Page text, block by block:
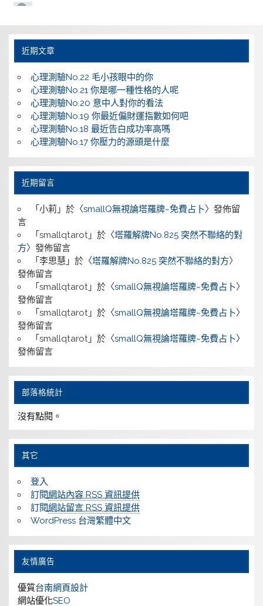
近期文章
心理測驗No.22 毛小孩眼中的你
心理測驗No.21 你是哪一種性格的人呢
心理測驗No.20 意中人對你的看法
心理測驗No.19 你最近偏財運指數如何吧
心理測驗No.18 最近告白成功率高嗎
心理測驗No.17 你壓力的源頭是什麼
近期留言
「 小莉」於〈smallQ無視論塔羅牌~免費占卜〉發佈留
言
「 smallqtarot」於〈塔羅解牌No.825 突然不聯絡的對
方〉發佈留言
「 李思慧」於〈塔羅解牌No.825 突然不聯絡的對方〉
發佈留言
「 smallqtarot」於〈smallQ無視論塔羅牌~免費占卜〉
發佈留言
「 smallqtarot」於〈smallQ無視論塔羅牌~免費占卜〉
發佈留言
「 smallqtarot」於〈smallQ無視論塔羅牌~免費占卜〉
發佈留言
部落格統計
沒有點閱。
其它
登入
訂閱網站內容 RSS 資訊提供
訂閱網站留言 RSS 資訊提供
WordPress 台灣繁體中文
友情廣告
優質台南網頁設計
網站優化SEO